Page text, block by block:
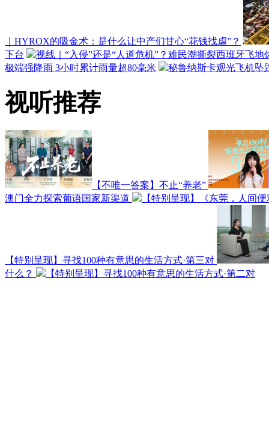
｜HYROX的吸金术：是什么让中产们甘心“花钱找虐”？
下台
视线｜“入侵”还是“人道危机”？难民潮撕裂西班牙飞地
极端强降雨 3小时累计雨量超80毫米
秘鲁纳斯卡观光飞机坠
视听推荐
【不唯一答案】不止“养老”
澳门全力探索葡语国家新渠道
【特别呈现】《东莞，人间
【特别呈现】寻找100种有意思的生活方式·第三对
什么？
【特别呈现】寻找100种有意思的生活方式·第二对